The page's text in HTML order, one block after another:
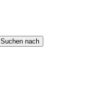
Suchen nach